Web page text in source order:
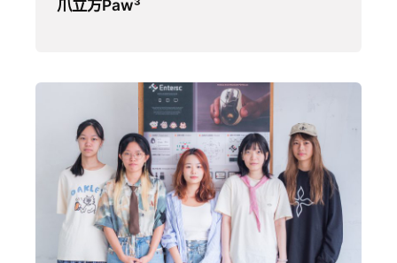
爪立方Paw³